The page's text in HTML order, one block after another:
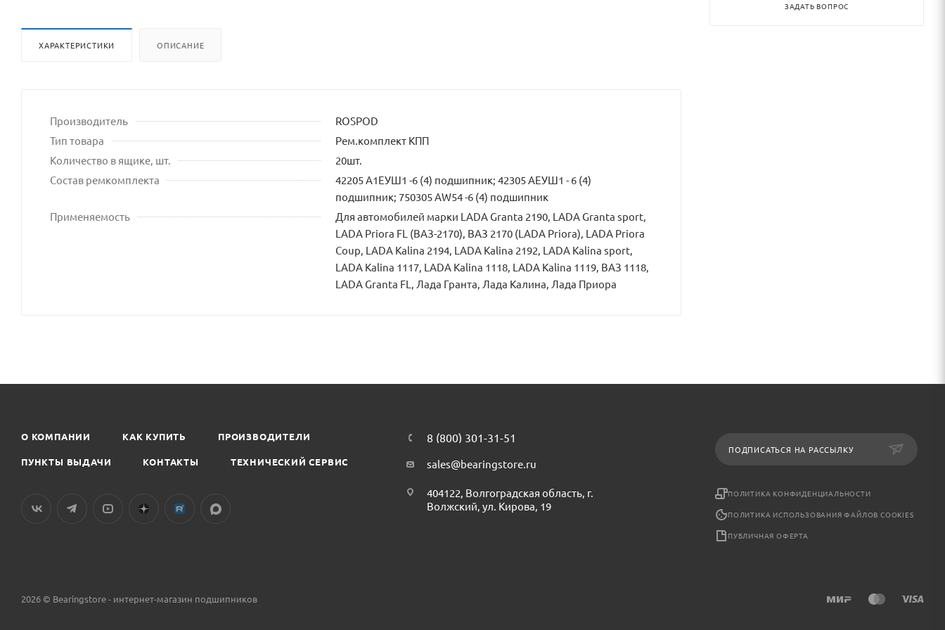
ХАРАКТЕРИСТИКИ ОПИСАНИЕ
Производитель
ROSPOD
Тип товара
Рем.комплект КПП
Количество в ящике, шт.
20шт.
Состав ремкомплекта
42205 А1ЕУШ1 -6 (4) подшипник; 42305 АЕУШ1 - 6 (4)
подшипник; 750305 АW54 -6 (4) подшипник
Применяемость
Для автомобилей марки LADA Granta 2190, LADA Granta sport,
LADA Priora FL (ВАЗ-2170), ВАЗ 2170 (LADA Priora), LADA Priora
Coup, LADA Kalina 2194, LADA Kalina 2192, LADA Kalina sport,
LADA Kalina 1117, LADA Kalina 1118, LADA Kalina 1119, ВАЗ 1118,
LADA Granta FL, Лада Гранта, Лада Калина, Лада Приора
ЗАДАТЬ ВОПРОС
О КОМПАНИИ КАК КУПИТЬ ПРОИЗВОДИТЕЛИ
ПУНКТЫ ВЫДАЧИ КОНТАКТЫ ТЕХНИЧЕСКИЙ СЕРВИС
8 (800) 301-31-51
sales@bearingstore.ru
404122, Волгоградская область, г.
Волжский, ул. Кирова, 19
ПОДПИСАТЬСЯ НА РАССЫЛКУ
ПОЛИТИКА КОНФИДЕНЦИАЛЬНОСТИ
ПОЛИТИКА ИСПОЛЬЗОВАНИЯ ФАЙЛОВ COOKIES
ПУБЛИЧНАЯ ОФЕРТА
2026 © Bearingstore - интернет-магазин подшипников